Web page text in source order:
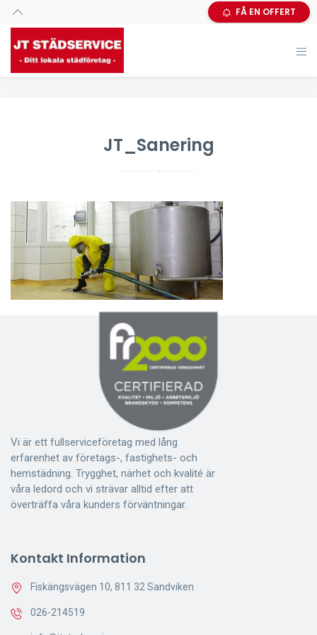
FÅ EN OFFERT
JT_Sanering
Vi är ett fullserviceföretag med lång
erfarenhet av företags-, fastighets- och
hemstädning. Trygghet, närhet och kvalité är
våra ledord och vi strävar alltid efter att
överträffa våra kunders förväntningar.
Kontakt Information
Fiskängsvägen 10, 811 32 Sandviken
026-214519